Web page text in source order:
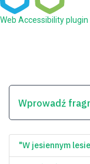
Web Accessibility plugin
"W jesiennym